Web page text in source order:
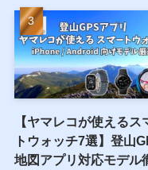
【ヤマレコが使えるス
トウォッチ7選】登山
地図アプリ対応モデル